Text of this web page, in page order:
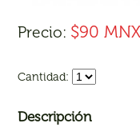
Precio: $90 MNX
Cantidad:
Descripción